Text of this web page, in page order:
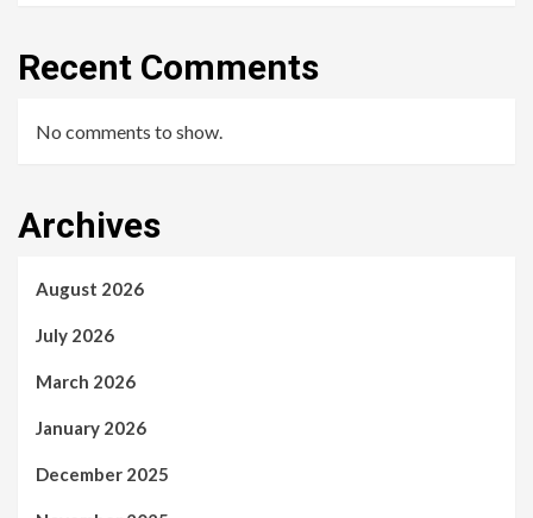
Recent Comments
No comments to show.
Archives
August 2026
July 2026
March 2026
January 2026
December 2025